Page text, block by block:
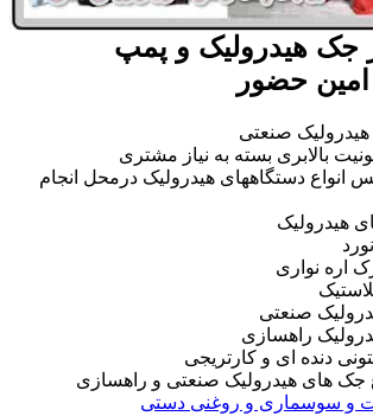
جک هیدرولیک و پمپ
حضور
صنعتی
بالابری بسته به نیاز مشتری
انواع دستگاههای هیدرولیک درمحل انجام
هیدرولیک
اره نواری
صنعتی
راهسازی
دنده ای و کارتریجی
جک های هیدرولیک صنعتی و راهسازی
و سوسماری و روغنی دستی